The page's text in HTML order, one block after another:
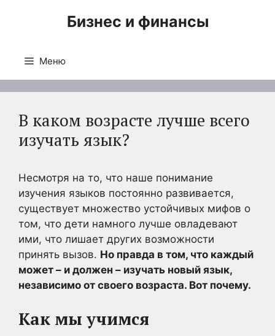
Бизнес и финансы
Меню
В каком возрасте лучше всего
изучать язык?
Несмотря на то, что наше понимание
изучения языков постоянно развивается,
существует множество устойчивых мифов о
том, что дети намного лучше овладевают
ими, что лишает других возможности
принять вызов. Но правда в том, что каждый
может – и должен – изучать новый язык,
независимо от своего возраста. Вот почему.
Как мы учимся